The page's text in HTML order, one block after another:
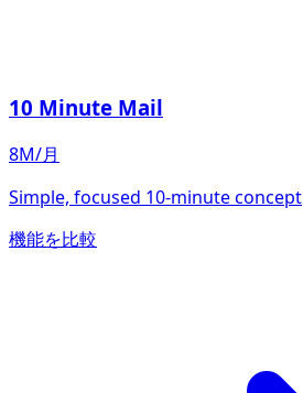
10 Minute Mail
8M/月
Simple, focused 10-minute concept
機能を比較